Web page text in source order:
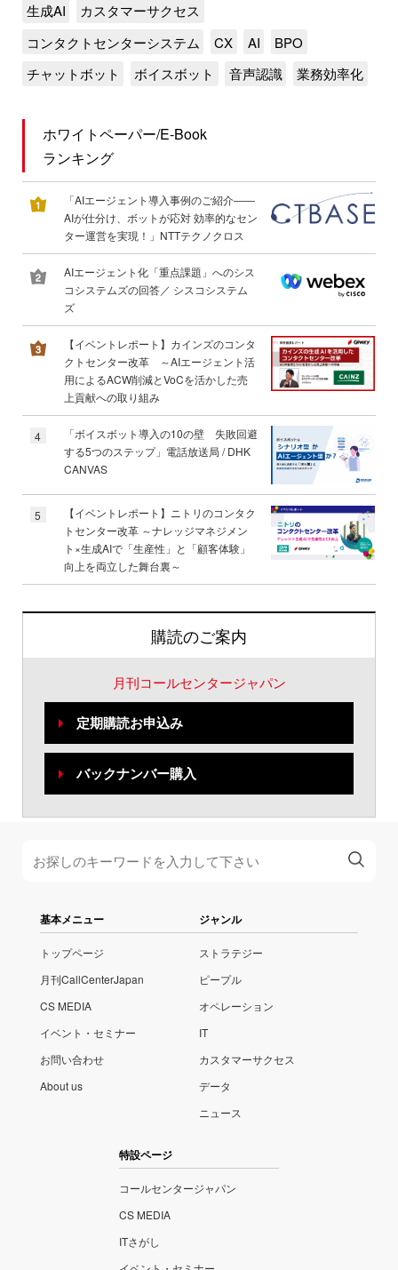
生成AI
カスタマーサクセス
コンタクトセンターシステム
CX AI
BPO
チャットボット
ボイスボット 音声認識 業務効率化
ホワイトペーパー/E-Book
ランキング
「AIエージェント導入事例のご紹介――
AIが仕分け、ボットが応対 効率的なセン
ター運営を実現！」NTTテクノクロス
AIエージェント化「重点課題」へのシス
コシステムズの回答／ シスコシステム
ズ
【イベントレポート】カインズのコンタ
クトセンター改革 ～AIエージェント活
用によるACW削減とVoCを活かした売
上貢献への取り組み
4
「ボイスボット導入の10の壁 失敗回避
する5つのステップ」電話放送局 / DHK
CANVAS
5
【イベントレポート】ニトリのコンタク
トセンター改革 ～ナレッジマネジメン
ト×生成AIで「生産性」と「顧客体験」
向上を両立した舞台裏～
購読のご案内
月刊コールセンタージャパン
定期購読お申込み
バックナンバー購入
基本メニュー
トップページ
月刊CallCenterJapan
CS MEDIA
イベント・セミナー
お問い合わせ
About us
ジャンル
ストラテジー
ピープル
オペレーション
IT
カスタマーサクセス
データ
ニュース
特設ページ
コールセンタージャパン
CS MEDIA
ITさがし